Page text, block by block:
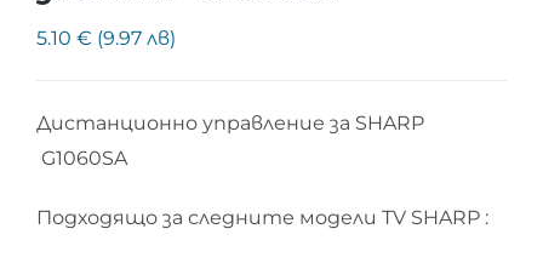
5.10 € (9.97 лв)
Дистанционно управление за SHARP
G1060SA
Подходящо за следните модели TV SHARP :